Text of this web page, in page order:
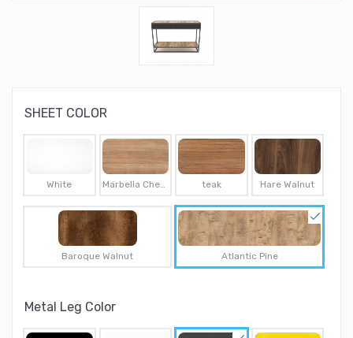
SHEET COLOR
White Marbella Cherry teak Hare Walnut
Baroque Walnut Atlantic Pine
Metal Leg Color